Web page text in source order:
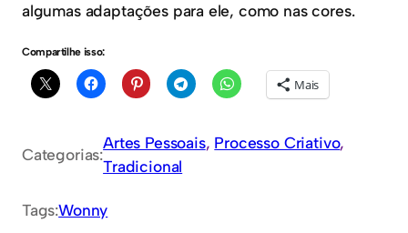
algumas adaptações para ele, como nas cores.
Compartilhe isso:
Mais
Categorias:
Artes Pessoais, Processo Criativo
Tradicional
Tags:Wonny